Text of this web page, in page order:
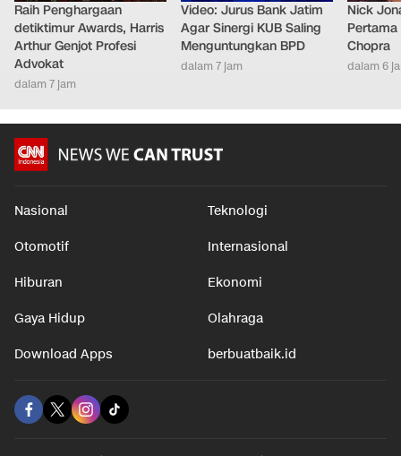
Raih Penghargaan
detiktimur Awards, Harris
Arthur Genjot Profesi
Advokat
dalam 7 jam
Video: Jurus Bank Jatim
Agar Sinergi KUB Saling
Menguntungkan BPD
dalam 7 jam
Nick
Chopra
dalam 6
Nasional Teknologi
Otomotif Internasional
Hiburan Ekonomi
Gaya Hidup Olahraga
Download Apps berbuatbaik.id